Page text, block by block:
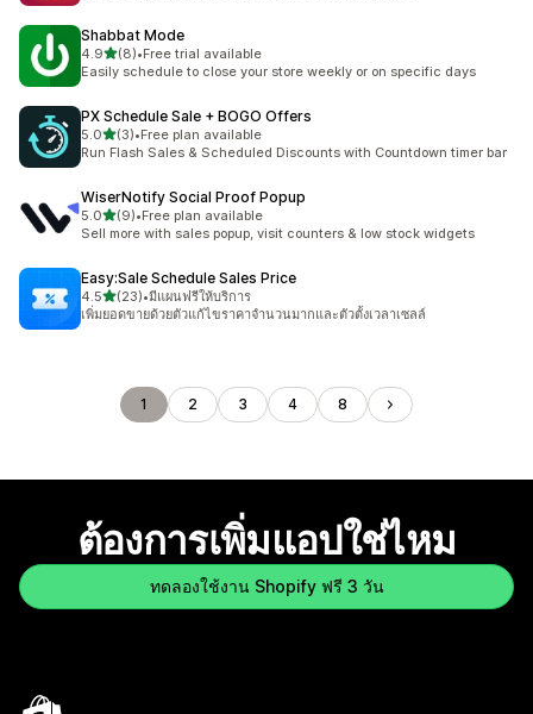
Shabbat Mode
4.9เต็ม 5 ดาว
(8)
ทั้งหมด 8 รีวิว
•Free trial available
Easily schedule to close your store weekly or on specific days
PX Schedule Sale + BOGO Offers
5.0เต็ม 5 ดาว
(3)
ทั้งหมด 3 รีวิว
•Free plan available
Run Flash Sales & Scheduled Discounts with Countdown timer bar
WiserNotify Social Proof Popup
5.0เต็ม 5 ดาว
(9)
ทั้งหมด 9 รีวิว
•Free plan available
Sell more with sales popup, visit counters & low stock widgets
Easy:Sale Schedule Sales Price
4.5เต็ม 5 ดาว
(23)
ทั้งหมด 23 รีวิว
•มีแผนฟรีให้บริการ
เพิ่มยอดขายด้วยตัวแก้ไขราคาจำนวนมากและตัวตั้งเวลาเซลล์
1 2 3 4 8
ต้องการเพิ่มแอปใช่ไหม
ทดลองใช้งาน Shopify ฟรี 3 วัน